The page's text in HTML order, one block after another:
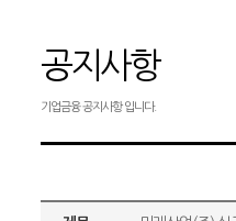
공지사항
기업금융 공지사항 입니다.